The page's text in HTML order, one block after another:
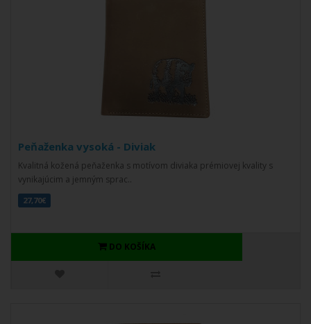
Peňaženka vysoká - Diviak
Kvalitná kožená peňaženka s motívom diviaka prémiovej kvality s
vynikajúcim a jemným sprac..
27,70€
DO KOŠÍKA